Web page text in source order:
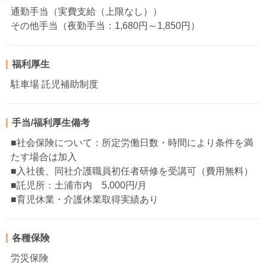
通勤手当（実費支給（上限なし））
その他手当（夜勤手当：1,680円～1,850円）
福利厚生
駐車場 託児補助制度
手当/福利厚生備考
■社会保険について：所定労働日数・時間により条件を満
たす場合は加入
■入社後、同社介護職員初任者研修を受講可（費用無料）
■託児所：土浦市内 5,000円/月
■育児休業・介護休業取得実績あり
各種保険
労災保険